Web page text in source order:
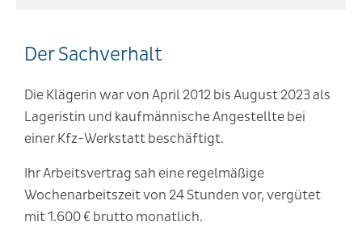
Der Sachverhalt
Die Klägerin war von April 2012 bis August 2023 als
Lageristin und kaufmännische Angestellte bei
einer Kfz-Werkstatt beschäftigt.
Ihr Arbeitsvertrag sah eine regelmäßige
Wochenarbeitszeit von 24 Stunden vor, vergütet
mit 1.600 € brutto monatlich.